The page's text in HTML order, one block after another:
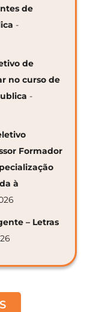
de
-
de
no curso de
-
Formador
à
– Letras